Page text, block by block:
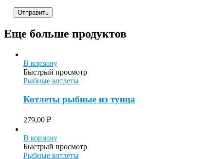
Еще больше продуктов
В корзину
Быстрый просмотр
Рыбные котлеты
Котлеты рыбные из тунца
279,00 ₽
В корзину
Быстрый просмотр
Рыбные котлеты